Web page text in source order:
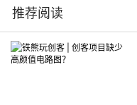
推荐阅读